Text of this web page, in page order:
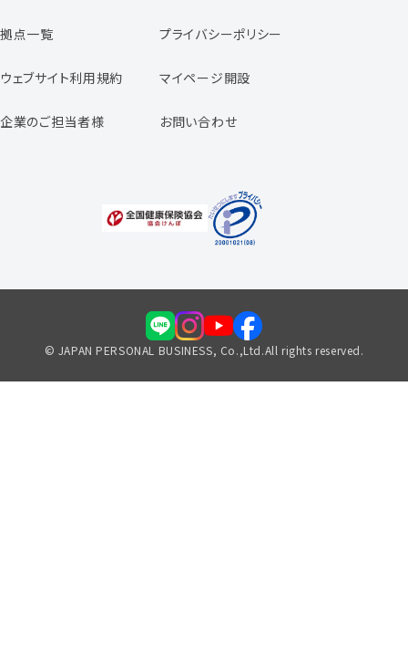
スタッフの声
専任コンサルタントの声
福利厚生のご案内
拠点一覧 プライバシーポリシー
ウェブサイト利用規約 マイページ開設
企業のご担当者様 お問い合わせ
© JAPAN PERSONAL BUSINESS, Co.,Ltd.All rights reserved.